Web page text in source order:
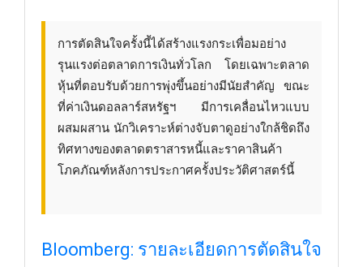
การตัดสินใจครั้งนี้ได้สร้างแรงกระเพื่อมอย่าง
รุนแรงต่อตลาดการเงินทั่วโลก โดยเฉพาะตลาด
หุ้นที่ตอบรับด้วยการพุ่งขึ้นอย่างมีนัยสำคัญ ขณะ
ที่ค่าเงินดอลลาร์สหรัฐฯ มีการเคลื่อนไหวแบบ
ผสมผสาน นักวิเคราะห์ต่างจับตาดูอย่างใกล้ชิดถึง
ทิศทางของตลาดตราสารหนี้และราคาสินค้า
โภคภัณฑ์หลังการประกาศครั้งประวัติศาสตร์นี้
Bloomberg: รายละเอียดการตัดสินใจ